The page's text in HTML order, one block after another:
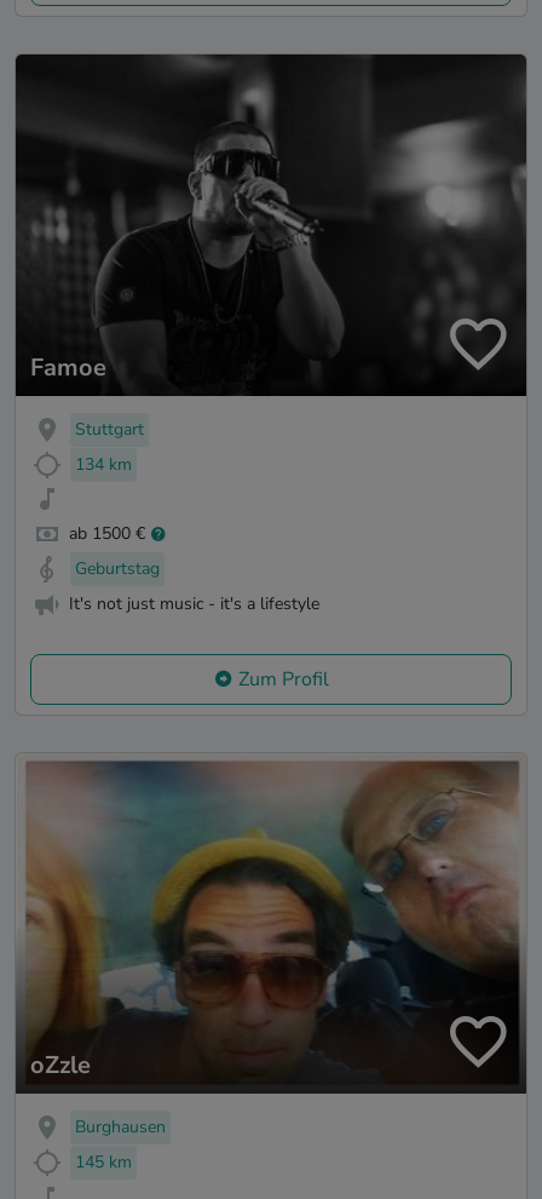
Famoe
Stuttgart
134 km
ab 1500 €
Geburtstag
It's not just music - it's a lifestyle
Zum Profil
oZzle
Burghausen
145 km